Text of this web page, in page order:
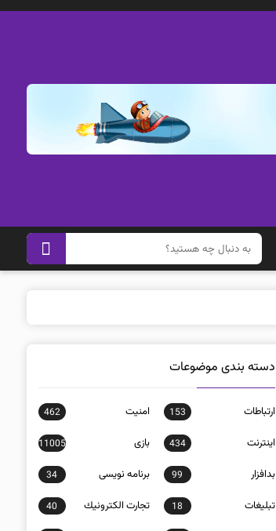
دسته بندی موضوعات
ارتباطات 153 امنيت 462
اينترنت 434 بازی 11005
بدافزار 99 برنامه نويسی 34
تبلیغات 18 تجارت الكترونيك 40